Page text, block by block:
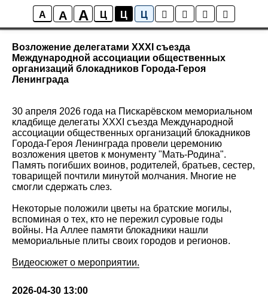
A A A Ц Ц Ц
Новости
Возложение делегатами XXXI съезда
Международной ассоциации общественных
организаций блокадников Города-Героя
Ленинграда
30 апреля 2026 года на Пискарёвском мемориальном
кладбище делегаты XXXI съезда Международной
ассоциации общественных организаций блокадников
Города-Героя Ленинграда провели церемонию
возложения цветов к монументу "Мать-Родина".
Память погибших воинов, родителей, братьев, сестер,
товарищей почтили минутой молчания. Многие не
смогли сдержать слез.
Некоторые положили цветы на братские могилы,
вспоминая о тех, кто не пережил суровые годы
войны. На Аллее памяти блокадники нашли
мемориальные плиты своих городов и регионов.
Видеосюжет о мероприятии.
2026-04-30 13:00